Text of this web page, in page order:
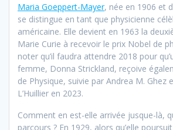
Maria Goeppert-Mayer, née en 1906 et
se distingue en tant que physicienne
américaine. Elle devient en 1963 la
Marie Curie à recevoir le prix Nobel de
noter qu’il faudra attendre 2018 pour
femme, Donna Strickland, reçoive
de Physique, suivie par Andrea M. Ghez
L’Huillier en 2023.
Comment en est-elle arrivée jusque-là,
parcours ? En 1929, alors qu’elle